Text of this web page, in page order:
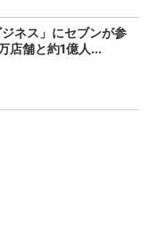
ネス」にセブンが参
店舗と約1億人...